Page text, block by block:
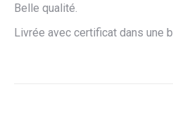
Belle qualité.
Livrée avec certificat dans une